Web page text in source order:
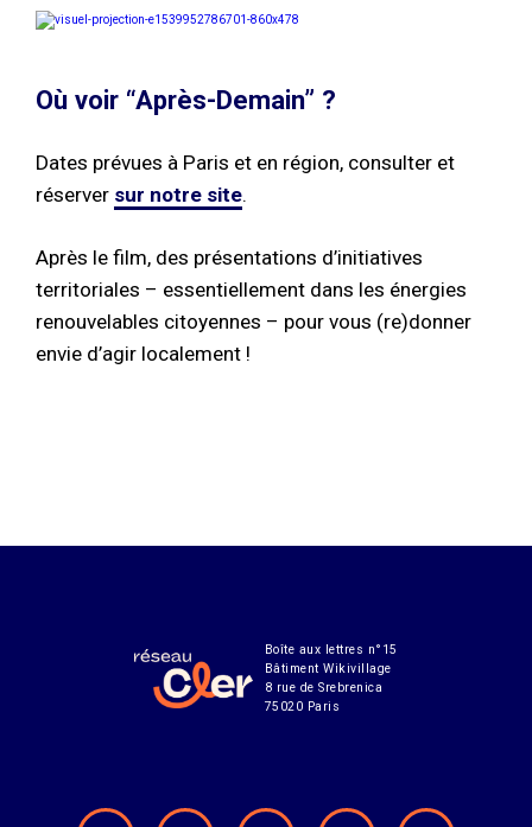
Où voir “Après-Demain” ?
Dates prévues à Paris et en région, consulter et
réserver sur notre site.
Après le film, des présentations d’initiatives
territoriales – essentiellement dans les énergies
renouvelables citoyennes – pour vous (re)donner
envie d’agir localement !
Boîte aux lettres n°15
Bâtiment Wikivillage
8 rue de Srebrenica
75020 Paris